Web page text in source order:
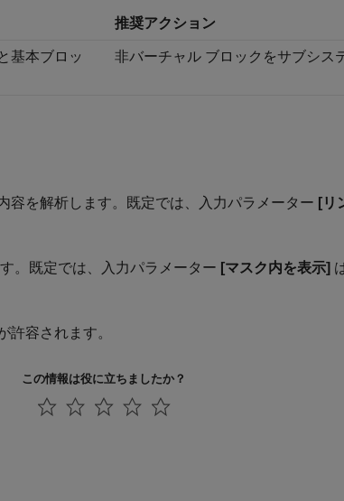
推奨アクション
基本ブロッ
非バーチャル ブロックをサブシス
容を解析します。既定では、入力パラメーター [リ
。既定では、入力パラメーター [マスク内を表示]
許容されます。
この情報は役に立ちましたか？